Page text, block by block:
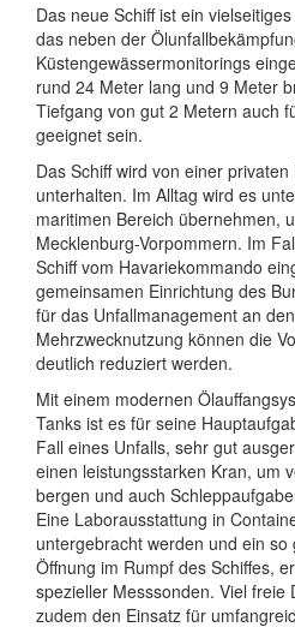
Das neue Schiff ist ein
das neben der
Küstengewässermonitorings
rund 24 Meter lang und 9 Meter
Tiefgang von gut 2 Metern auch
geeignet sein.
Das Schiff wird von einer
unterhalten. Im Alltag wird es
maritimen Bereich übernehmen,
Mecklenburg-Vorpommern. Im
Schiff vom Havariekommando
gemeinsamen Einrichtung des
für das Unfallmanagement an
Mehrzwecknutzung können die
deutlich reduziert werden.
Mit einem modernen
Tanks ist es für seine
Fall eines Unfalls, sehr gut
einen leistungsstarken Kran, um
bergen und auch
Eine Laborausstattung in
untergebracht werden und ein
Öffnung im Rumpf des Schiffes,
spezieller Messsonden. Viel freie
zudem den Einsatz für